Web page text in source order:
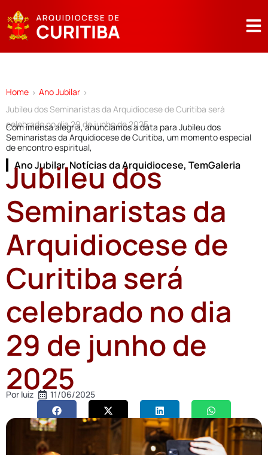
Home > Ano Jubilar >
Jubileu dos Seminaristas da Arquidiocese de Curitiba será
celebrado no dia 29 de junho de 2025
Com imensa alegria, anunciamos a data para Jubileu dos
Seminaristas da Arquidiocese de Curitiba, um momento especial
de encontro espiritual,
Ano Jubilar,Notícias da Arquidiocese, TemGaleria
Jubileu dos
Seminaristas da
Arquidiocese de
Curitiba será
celebrado no dia
29 de junho de
2025
Por luiz 11/06/2025